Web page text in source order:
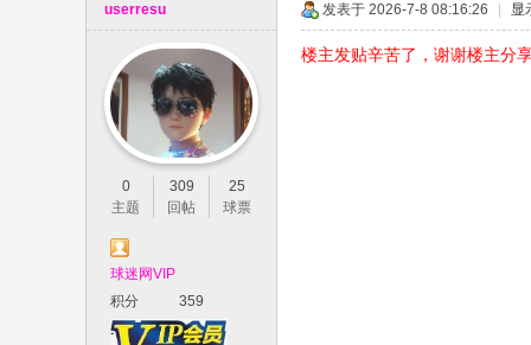
userresu
0
主题
309
回帖
25
球票
球迷网VIP
积分
359
发表于 2026-7-8 08:16:26 显
楼主发贴辛苦了，谢谢楼主分享